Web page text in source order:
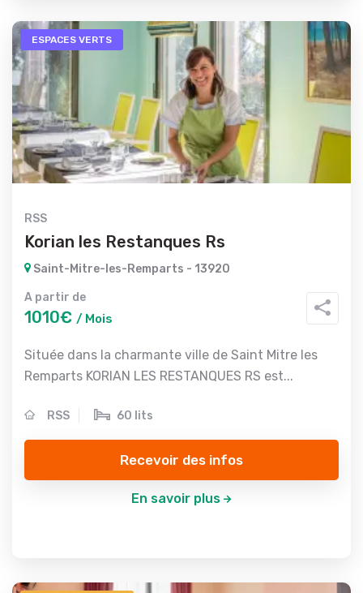
ESPACES VERTS
RSS
Korian les Restanques Rs
Saint-Mitre-les-Remparts - 13920
A partir de
1010€ / Mois
Située dans la charmante ville de Saint Mitre les
Remparts KORIAN LES RESTANQUES RS est...
RSS 60 lits
Recevoir des infos
En savoir plus